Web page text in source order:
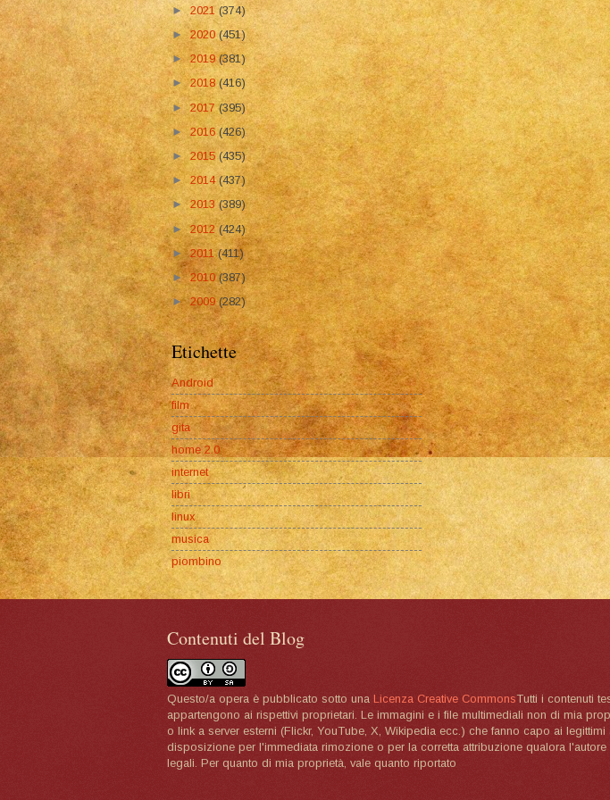
►2021(374)
►2020(451)
►2019(381)
►2018(416)
►2017(395)
►2016 (426)
►2015 (435)
► 2014 (437)
►2013(389)
►2012(424)
►2011(411)
►2010(387)
►2009(282)
Etichette
Android
film
gita
home 2.0
internet
libri
linux
musica
piombino
Contenuti del Blog
Questo/a opera è pubblicato sotto una Licenza Creative CommonsTutti i contenuti
appartengono ai rispettivi proprietari. Le immagini e i file multimediali non di mia
o link a server esterni (Flickr, YouTube, X, Wikipedia ecc.) che fanno capo ai
disposizione per l'immediata rimozione o per la corretta attribuzione qualora
legali. Per quanto di mia proprietà, vale quanto riportato